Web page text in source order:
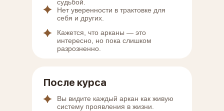
судьбой.
Нет уверенности в трактовке для
себя и других.
Кажется, что арканы — это
интересно, но пока слишком
разрозненно.
После курса
Вы видите каждый аркан как живую
систему проявления в жизни.